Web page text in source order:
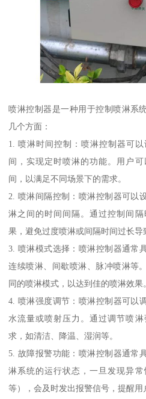
喷淋控制器是一种用于控制喷淋系
几个方面：
1. 喷淋时间控制：喷淋控制器可
间，实现定时喷淋的功能。用户
间，以满足不同场景下的需求。
2. 喷淋间隔控制：喷淋控制器可以
淋之间的时间间隔。通过控制间
果，避免过度喷淋或间隔时间过长导
3. 喷淋模式选择：喷淋控制器通常
连续喷淋、间歇喷淋、脉冲喷淋等
同的喷淋模式，以达到佳的喷淋效果
4. 喷淋强度调节：喷淋控制器可以
水流量或喷射压力。通过调节喷
求，如清洁、降温、湿润等。
5. 故障报警功能：喷淋控制器通常
淋系统的运行状态，一旦发现异
等），会及时发出报警信号，提醒用